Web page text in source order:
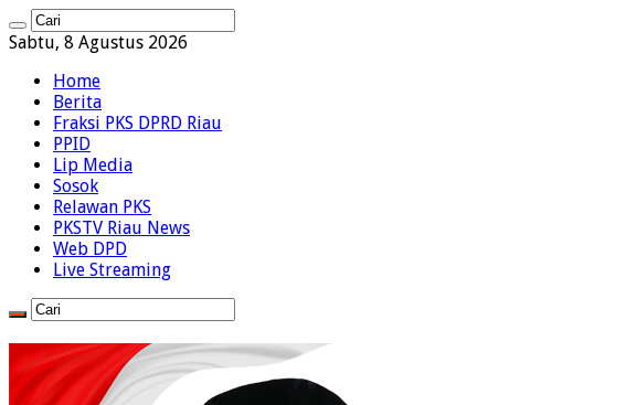
Sabtu, 8 Agustus 2026
Home
Berita
Fraksi PKS DPRD Riau
PPID
Lip Media
Sosok
Relawan PKS
PKSTV Riau News
Web DPD
Live Streaming